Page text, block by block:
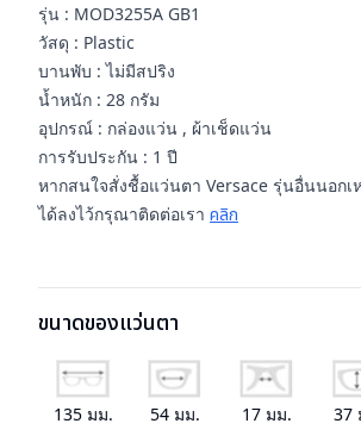
รุ่น : MOD3255A GB1
วัสดุ : Plastic
บานพับ : ไม่มีสปริง
น้ำหนัก : 28 กรัม
อุปกรณ์ : กล่องแว่น , ผ้าเช็ดแว่น
การรับประกัน : 1 ปี
หากสนใจสั่งชื้อแว่นตา Versace รุ่นอื่นนอกเ
ได้ลงไว้กรุณาติดต่อเรา คลิก
ขนาดของแว่นตา
135 มม. 54 มม. 17มม. 37